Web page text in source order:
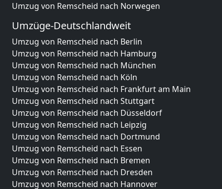
Umzug von Remscheid nach Norwegen
Umzüge-Deutschlandweit
Umzug von Remscheid nach Berlin
Umzug von Remscheid nach Hamburg
Umzug von Remscheid nach München
Umzug von Remscheid nach Köln
Umzug von Remscheid nach Frankfurt am Main
Umzug von Remscheid nach Stuttgart
Umzug von Remscheid nach Düsseldorf
Umzug von Remscheid nach Leipzig
Umzug von Remscheid nach Dortmund
Umzug von Remscheid nach Essen
Umzug von Remscheid nach Bremen
Umzug von Remscheid nach Dresden
Umzug von Remscheid nach Hannover